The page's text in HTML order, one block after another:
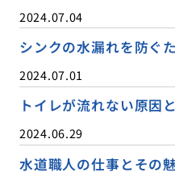
2024.07.04
シンクの水漏れを防ぐ
2024.07.01
トイレが流れない原因
2024.06.29
水道職人の仕事とその